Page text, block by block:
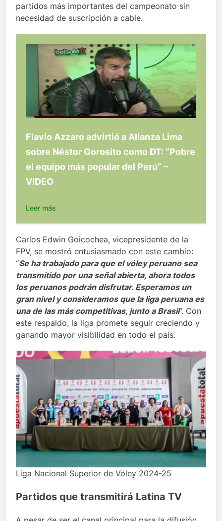
partidos más importantes del campeonato sin
necesidad de suscripción a cable.
Flavio Azzaro advirtió a Alianza Lima
sobre Néstor Gorosito como DT: “Pobre
el equipo más popular del Perú” –
VIDEO
Leer más
Carlos Edwin Goicochea, vicepresidente de la
FPV, se mostró entusiasmado con este cambio:
“Se ha trabajado para que el vóley peruano sea
transmitido por una señal abierta, ahora todos
los peruanos podrán disfrutar. Esperamos un
gran nivel y consideramos que la liga peruana es
una de las más competitivas, junto a Brasil”. Con
este respaldo, la liga promete seguir creciendo y
ganando mayor visibilidad en todo el país.
Liga Nacional Superior de Vóley 2024-25
Partidos que transmitirá Latina TV